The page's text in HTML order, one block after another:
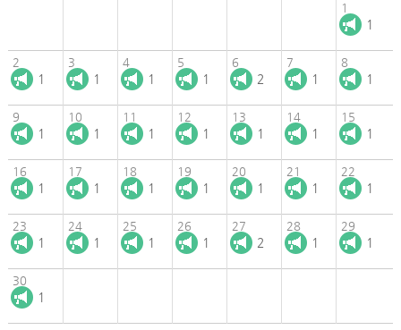
1
1
2
1
3
1
4
1
5
1
6
2
7
1
8
1
9
1
10
1
11
1
12
1
13
1
14
1
15
1
16
1
17
1
18
1
19
1
20
1
21
1
22
1
23
1
24
1
25
1
26
1
27
2
28
1
29
1
30
1